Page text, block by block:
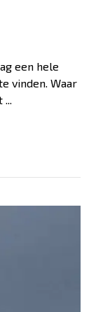
een hele
vinden. Waar